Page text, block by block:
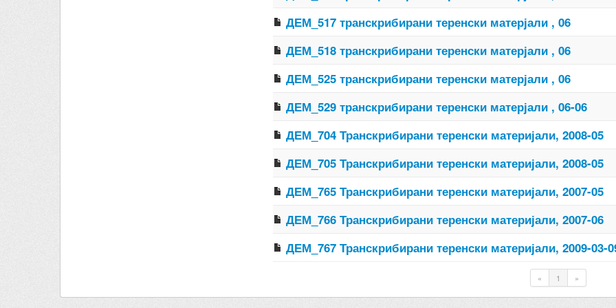
ДЕМ_517 транскрибирани теренски матерјали , 06
ДЕМ_518 транскрибирани теренски матерјали , 06
ДЕМ_525 транскрибирани теренски матерјали , 06
ДЕМ_529 транскрибирани теренски матерјали , 06-06
ДЕМ_704 Транскрибирани теренски материјали, 2008-05
ДЕМ_705 Транскрибирани теренски материјали, 2008-05
ДЕМ_765 Транскрибирани теренски материјали, 2007-05
ДЕМ_766 Транскрибирани теренски материјали, 2007-06
ДЕМ_767 Транскрибирани теренски материјали, 2009-03-
« 1 »